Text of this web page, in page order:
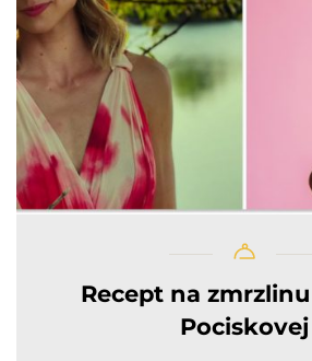
Recept na
Pociskovej